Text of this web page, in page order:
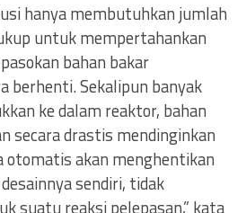
hanya membutuhkan jumlah
untuk mempertahankan
bahan bakar
berhenti. Sekalipun banyak
ke dalam reaktor, bahan
secara drastis mendinginkan
otomatis akan menghentikan
sendiri, tidak
suatu reaksi pelepasan,” kata